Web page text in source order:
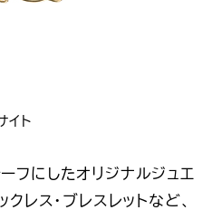
イト
フにしたオリジナルジュエ
クレス・ブレスレットなど、